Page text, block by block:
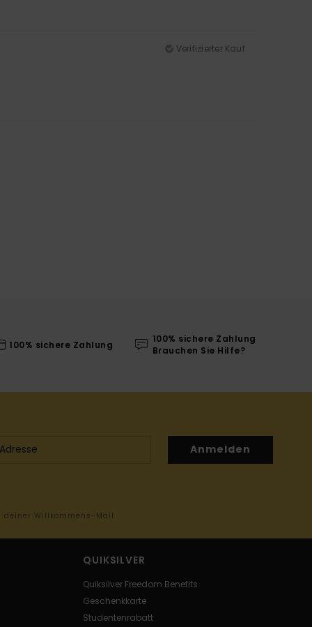
Verifizierter Kauf
100% sichere Zahlung
100% sichere Zahlung
Brauchen Sie Hilfe?
Anmelden
Willkommens-Mail
QUIKSILVER
Quiksilver Freedom Benefits
Geschenkkarte
Studentenrabatt